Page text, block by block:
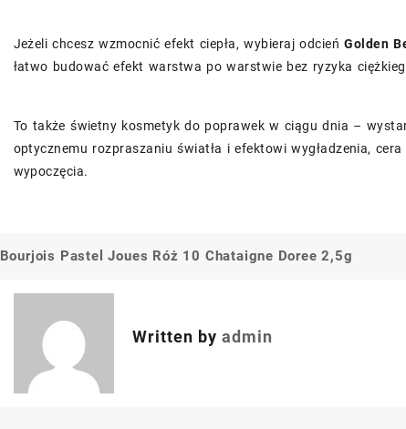
Jeżeli chcesz wzmocnić efekt ciepła, wybieraj odcieńGolden
łatwo budować efekt warstwa po warstwie bez ryzyka
To także świetny kosmetyk do poprawek w ciągu dnia –
optycznemu rozpraszaniu światła i efektowi wygładzenia,
wypoczęcia.
Nawigacja
wpisu
Bourjois Pastel Joues Róż 10 Chataigne Doree 2,5g
Written by admin